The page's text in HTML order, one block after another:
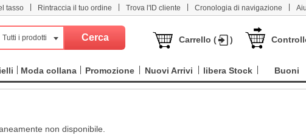
tasso Rintraccia il tuo ordine Trova l'ID cliente Cronologia di navigazione
Tutti i prodotti Carrello ( )
Moda collana Promozione Nuovi Arrivi libera Stock Buoni
non disponibile.